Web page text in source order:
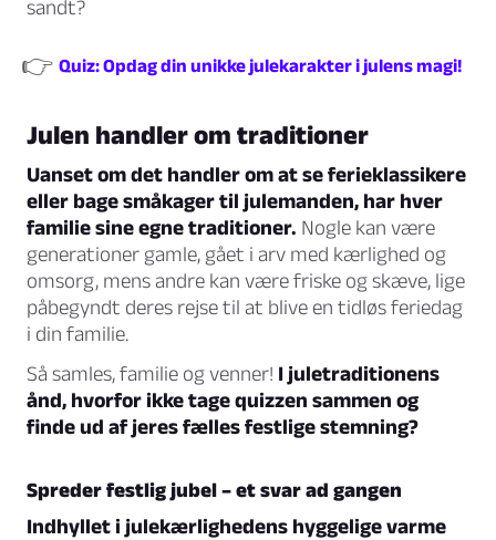
sandt?
👉 Quiz: Opdag din unikke julekarakter i julens magi!
Julen handler om traditioner
Uanset om det handler om at se ferieklassikere
eller bage småkager til julemanden, har hver
familie sine egne traditioner. Nogle kan være
generationer gamle, gået i arv med kærlighed og
omsorg, mens andre kan være friske og skæve, lige
påbegyndt deres rejse til at blive en tidløs feriedag
i din familie.
Så samles, familie og venner! I juletraditionens
ånd, hvorfor ikke tage quizzen sammen og
finde ud af jeres fælles festlige stemning?
Spreder festlig jubel – et svar ad gangen
Indhyllet i julekærlighedens hyggelige varme